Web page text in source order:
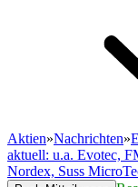
Aktien»Nachrichten»
aktuell: u.a. Evotec,
Nordex, Suss